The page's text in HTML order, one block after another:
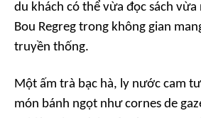
du khách có thể vừa đọc sách vừa
Bou Regreg trong không gian
truyền thống.
Một ấm trà bạc hà, ly nước cam
món bánh ngọt như cornes de